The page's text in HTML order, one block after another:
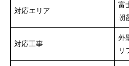
対応エリア
富
朝
対応工事
外
リ